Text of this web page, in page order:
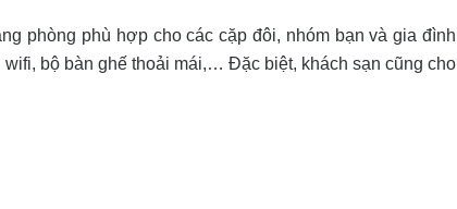
phòng phù hợp cho các cặp đôi, nhóm bạn và gia đình
bộ bàn ghế thoải mái,… Đặc biệt, khách sạn cũng cho